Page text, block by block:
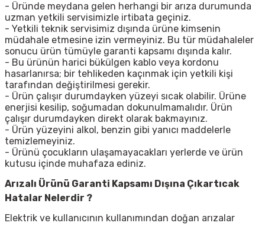
- Üründe meydana gelen herhangi bir arıza durumunda
uzman yetkili servisimizle irtibata geçiniz.
- Yetkili teknik servisimiz dışında ürüne kimsenin
müdahale etmesine izin vermeyiniz. Bu tür müdahaleler
sonucu ürün tümüyle garanti kapsamı dışında kalır.
- Bu ürünün harici bükülgen kablo veya kordonu
hasarlanırsa; bir tehlikeden kaçınmak için yetkili kişi
tarafından değiştirilmesi gerekir.
- Ürün çalışır durumdayken yüzeyi sıcak olabilir. Ürüne
enerjisi kesilip, soğumadan dokunulmamalıdır. Ürün
çalışır durumdayken direkt olarak bakmayınız.
- Ürün yüzeyini alkol, benzin gibi yanıcı maddelerle
temizlemeyiniz.
- Ürünü çocukların ulaşamayacakları yerlerde ve ürün
kutusu içinde muhafaza ediniz.
Arızalı Ürünü Garanti Kapsamı Dışına Çıkartıcak
Hatalar Nelerdir ?
Elektrik ve kullanıcının kullanımından doğan arızalar